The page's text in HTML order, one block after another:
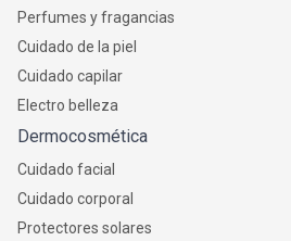
Perfumes y fragancias
Cuidado de la piel
Cuidado capilar
Electro belleza
Dermocosmética
Cuidado facial
Cuidado corporal
Protectores solares